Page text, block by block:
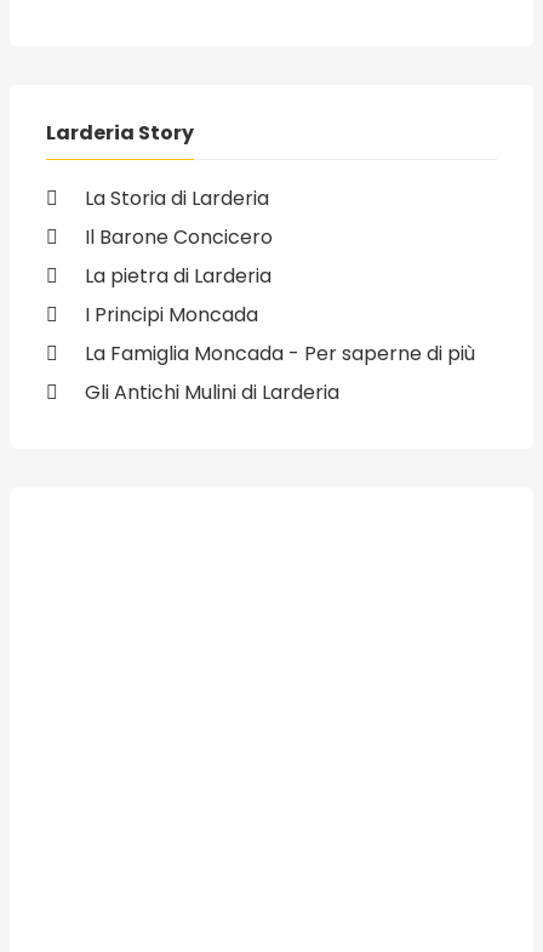
Larderia Story
La Storia di Larderia
Il Barone Concicero
La pietra di Larderia
I Principi Moncada
La Famiglia Moncada - Per saperne di più
Gli Antichi Mulini di Larderia